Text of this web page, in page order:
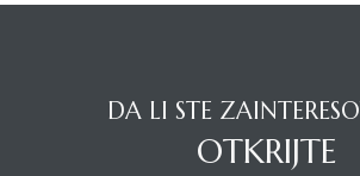
DA LI STE
OTKRIJTE